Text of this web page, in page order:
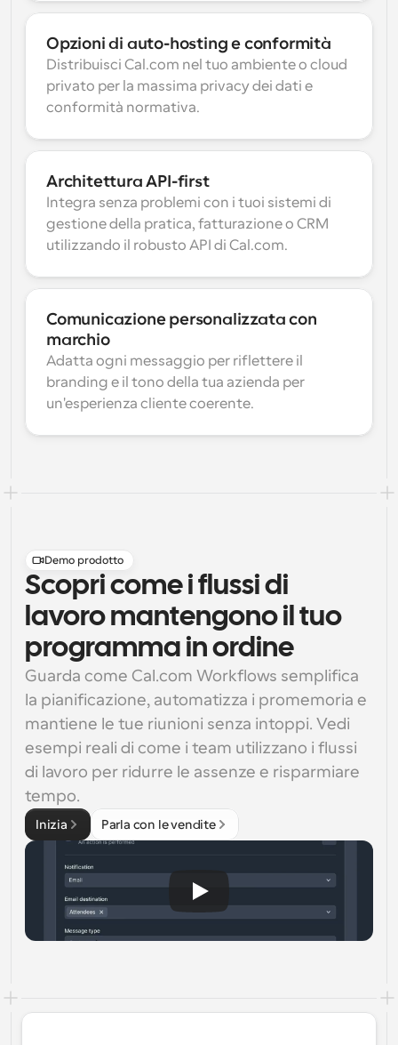
Opzioni di auto-hosting e conformità
Distribuisci Cal.com nel tuo ambiente o cloud
privato per la massima privacy dei dati e
conformità normativa.
Architettura API-first
Integra senza problemi con i tuoi sistemi di
gestione della pratica, fatturazione o CRM
utilizzando il robusto API di Cal.com.
Comunicazione personalizzata con
marchio
Adatta ogni messaggio per riflettere il
branding e il tono della tua azienda per
un'esperienza cliente coerente.
Demo prodotto
Scopri come i flussi di
lavoro mantengono il tuo
programma in ordine
Guarda come Cal.com Workflows semplifica
la pianificazione, automatizza i promemoria e
mantiene le tue riunioni senza intoppi. Vedi
esempi reali di come i team utilizzano i flussi
di lavoro per ridurre le assenze e risparmiare
tempo.
Inizia Parla con le vendite